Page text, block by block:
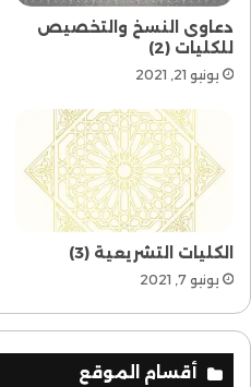
دعاوى النسخ والتخصيص
للكليات (2)
يونيو 21, 2021
الكليات التشريعية (3)
يونيو 7, 2021
أقسام الموقع